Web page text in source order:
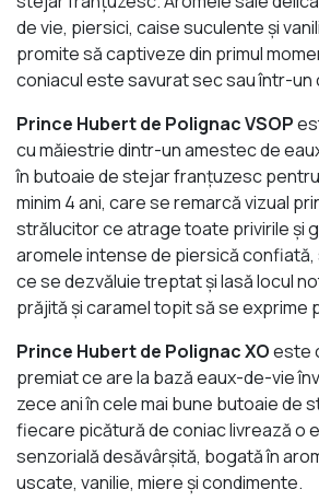
de vie, piersici, caise suculente și
promite să captiveze din primul
coniacul este savurat sec sau într-un
Prince Hubert de Polignac VSOP
cu măiestrie dintr-un amestec de
în butoaie de stejar franțuzesc
minim 4 ani, care se remarcă vizual
strălucitor ce atrage toate privirile și
aromele intense de piersică confiată,
ce se dezvăluie treptat și lasă locul
prăjită și caramel topit să se exprime
Prince Hubert de Polignac XOeste
premiat ce are la bază eaux-de-vie
zece ani în cele mai bune butoaie de
fiecare picătură de coniac livrează o
senzorială desăvârșită, bogată în
uscate, vanilie, miere și condimente.